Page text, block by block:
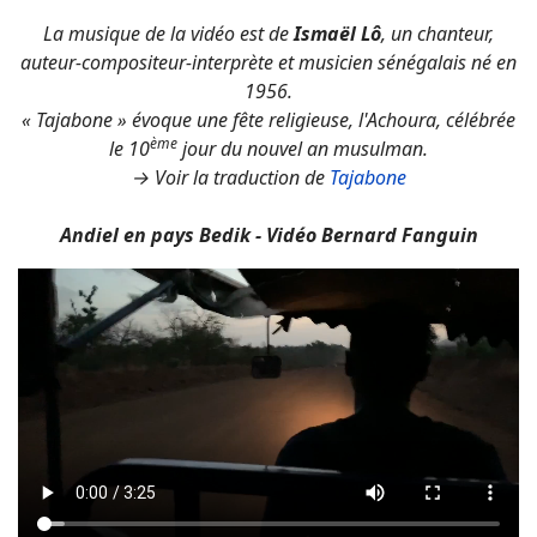
La musique de la vidéo est deIsmaël Lô, un chanteur,
auteur-compositeur-interprète et musicien sénégalais né en
1956.
« Tajabone » évoque une fête religieuse, l'Achoura, célébrée
le 10ème jour du nouvel an musulman.
→ Voir la traduction de Tajabone
Andiel en pays Bedik - Vidéo Bernard Fanguin